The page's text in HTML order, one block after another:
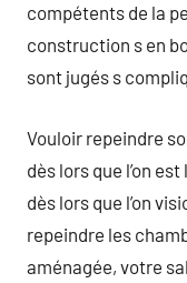
compétents de la
construction s en
sont jugés s
Vouloir repeindre
dès lors que l’on
dès lors que l’on
repeindre les
aménagée, votre